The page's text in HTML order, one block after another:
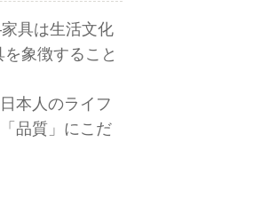
具は生活文化
象徴すること
本人のライフ
品質」にこだ